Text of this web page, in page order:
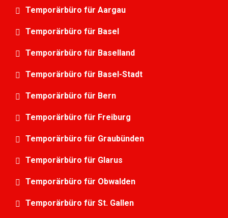
Temporärbüro für Aargau
Temporärbüro für Basel
Temporärbüro für Baselland
Temporärbüro für Basel-Stadt
Temporärbüro für Bern
Temporärbüro für Freiburg
Temporärbüro für Graubünden
Temporärbüro für Glarus
Temporärbüro für Obwalden
Temporärbüro für St. Gallen